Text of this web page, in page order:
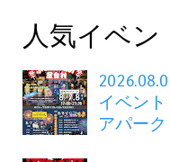
人気イベン
イベン
アパーク